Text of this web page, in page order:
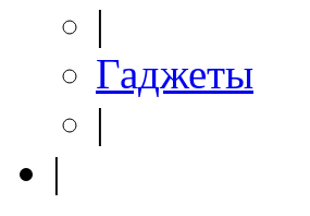
|
Гаджеты
|
|